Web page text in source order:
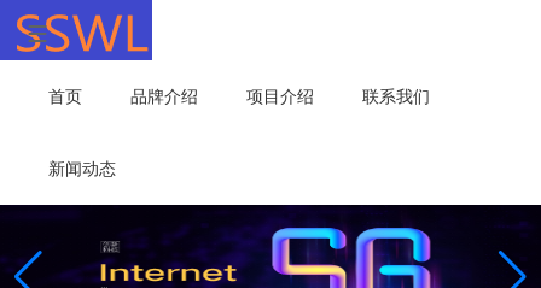
首页 品牌介绍 项目介绍 联系我们
新闻动态